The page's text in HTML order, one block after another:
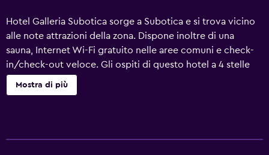
Hotel Galleria Subotica sorge a Subotica e si trova vicino
alle note attrazioni della zona. Dispone inoltre di una
sauna, Internet Wi-Fi gratuito nelle aree comuni e check-
in/check-out veloce. Gli ospiti di questo hotel a 4 stelle
possono pianificare escursioni con l'aiuto del banco
escursioni. Tra i servizi rivolti alle aziende, la struttura offre
Mostra di più